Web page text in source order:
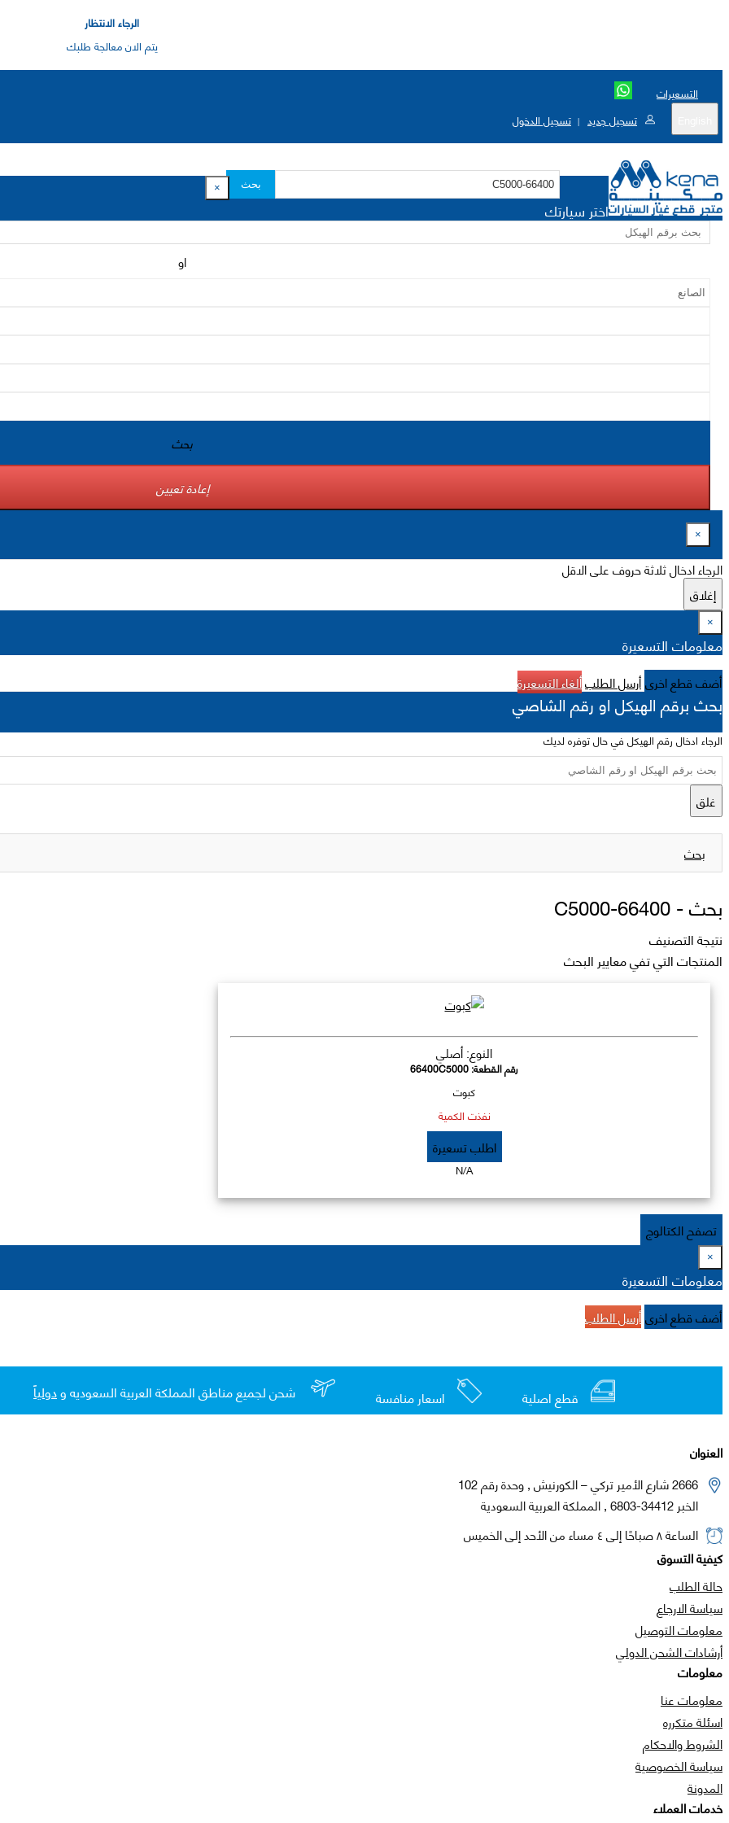
الرجاء الانتظار
يتم الان معالجة طلبك
التسعيرات
تسجيل جديد | تسجيل الدخول
بحث ×
اختر سيارتك
او
بحث
إعادة تعيين
×
الرجاء ادخال ثلاثة حروف على الاقل
إغلاق
×
معلومات التسعيرة
أضف قطع اخرىأرسل الطلبألغاء التسعيرة
بحث برقم الهيكل او رقم الشاصي
الرجاء ادخال رقم الهيكل في حال توفره لديك
غلق
بحث
بحث -66400-C5000
نتيجة التصنيف
المنتجات التي تفي معايير البحث
النوع: أصلي
رقم القطعة:66400C5000
كبوت
نفذت الكمية
اطلب تسعيرة
N/A
تصفح الكتالوج
×
معلومات التسعيرة
أضف قطع اخرىأرسل الطلب
قطع اصلية اسعار منافسة شحن لجميع مناطق المملكة العربية السعوديه ودولياً
العنوان
2666 شارع الأمير تركي – الكورنيش , وحدة رقم 102
الخبر 34412-6803 , المملكة العربية السعودية
الساعة ٨ صباحًا إلى ٤ مساء من الأحد إلى الخميس
كيفية التسوق
حالة الطلب
سياسة الارجاع
معلومات التوصيل
أرشادات الشحن الدولي
معلومات
معلومات عنا
اسئلة متكرره
الشروط والاحكام
سياسة الخصوصية
المدونة
خدمات العملاء